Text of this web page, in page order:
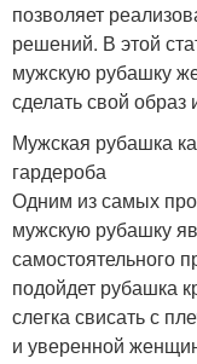
позволяет
решений. В этой
мужскую рубашку
сделать свой
Мужская рубашка
гардероба
Одним из самых
мужскую рубашку
самостоятельного
подойдет рубашка
слегка свисать с
и уверенной